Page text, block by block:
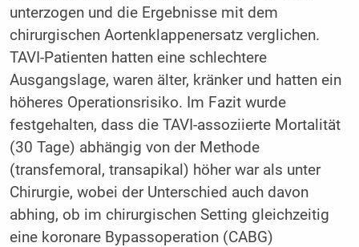
unterzogen und die Ergebnisse mit dem
chirurgischen Aortenklappenersatz verglichen.
TAVI-Patienten hatten eine schlechtere
Ausgangslage, waren älter, kränker und hatten ein
höheres Operationsrisiko. Im Fazit wurde
festgehalten, dass die TAVI-assoziierte Mortalität
(30 Tage) abhängig von der Methode
(transfemoral, transapikal) höher war als unter
Chirurgie, wobei der Unterschied auch davon
abhing, ob im chirurgischen Setting gleichzeitig
eine koronare Bypassoperation (CABG)